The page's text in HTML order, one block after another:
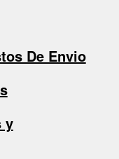
De Envio
y